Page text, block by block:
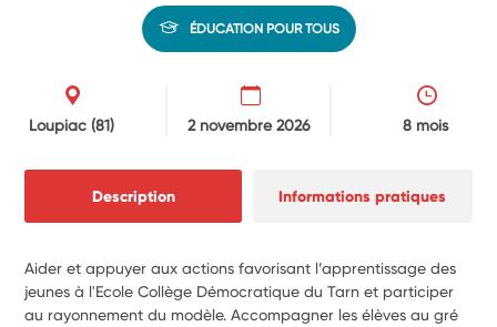
ÉDUCATION POUR TOUS
Loupiac(81) 2 novembre 2026 8 mois
Description Informations pratiques
Aider et appuyer aux actions favorisant l’apprentissage des
jeunes à l'Ecole Collège Démocratique du Tarn et participer
au rayonnement du modèle. Accompagner les élèves au gré